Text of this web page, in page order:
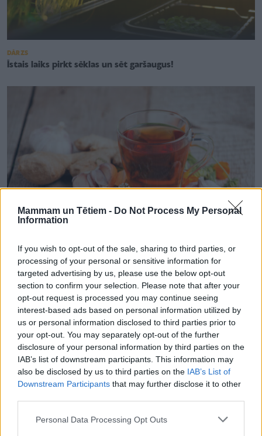
Mammam un Tētiem - Do Not Process My Personal
Information
If you wish to opt-out of the sale, sharing to third parties, or
processing of your personal or sensitive information for
targeted advertising by us, please use the below opt-out
section to confirm your selection. Please note that after your
opt-out request is processed you may continue seeing
interest-based ads based on personal information utilized by
us or personal information disclosed to third parties prior to
your opt-out. You may separately opt-out of the further
disclosure of your personal information by third parties on the
IAB’s list of downstream participants. This information may
also be disclosed by us to third parties on the IAB’s List of
Downstream Participants that may further disclose it to other
Personal Data Processing Opt Outs
DĀRZS
Īstais laiks pirkt sēklas un sēt garšaugus!
ĢIMENES VESELĪBA
Kādus dabas līdzekļus izmantot kakla sāpju gadījumā